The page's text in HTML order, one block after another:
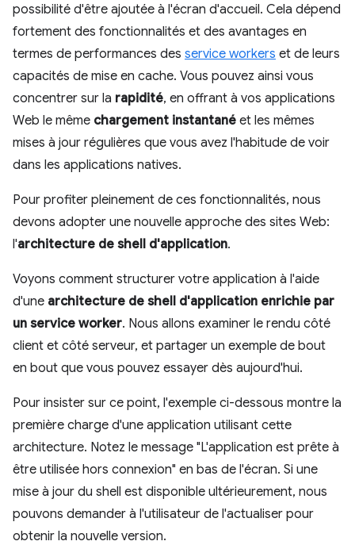
possibilité d'être ajoutée à l'écran d'accueil. Cela dépend
fortement des fonctionnalités et des avantages en
termes de performances des service workers et de leurs
capacités de mise en cache. Vous pouvez ainsi vous
concentrer sur la rapidité, en offrant à vos applications
Web le même chargement instantané et les mêmes
mises à jour régulières que vous avez l'habitude de voir
dans les applications natives.
Pour profiter pleinement de ces fonctionnalités, nous
devons adopter une nouvelle approche des sites Web:
l'architecture de shell d'application.
Voyons comment structurer votre application à l'aide
d'une architecture de shell d'application enrichie par
un service worker. Nous allons examiner le rendu côté
client et côté serveur, et partager un exemple de bout
en bout que vous pouvez essayer dès aujourd'hui.
Pour insister sur ce point, l'exemple ci-dessous montre la
première charge d'une application utilisant cette
architecture. Notez le message "L'application est prête à
être utilisée hors connexion" en bas de l'écran. Si une
mise à jour du shell est disponible ultérieurement, nous
pouvons demander à l'utilisateur de l'actualiser pour
obtenir la nouvelle version.